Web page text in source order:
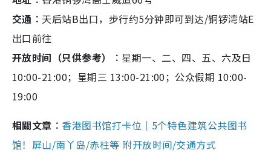
交通︰ 天后站B出口，步行约5分钟即可到达/铜锣湾站E
出口前往
开放时间（只供参考）︰ 星期一、二、四、五、六及日
10:00-21:00；星期三 13:00-21:00；公众假期 10:00-
19:00
相關文章︰ 香港图书馆打卡位｜5个特色建筑公共图书
馆！屏山/南丫岛/赤柱等 附开放时间/交通方式